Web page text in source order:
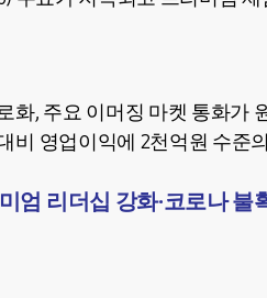
화, 주요 이머징 마켓 통화가
비 영업이익에 2천억원 수준
엄 리더십 강화·코로나 불